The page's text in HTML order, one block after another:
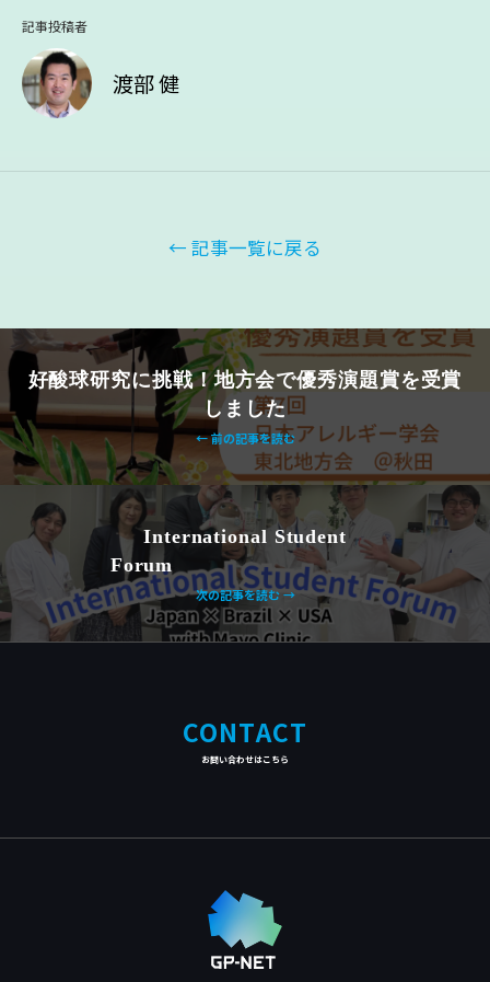
記事投稿者
渡部 健
← 記事一覧に戻る
好酸球研究に挑戦！地方会で優秀演題賞を受賞
しました
← 前の記事を読む
International Student
Forum
次の記事を読む →
CONTACT
お問い合わせはこちら